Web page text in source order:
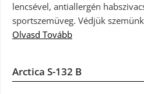
lencsével, antiallergén
sportszemüveg. Védjük
Olvasd Tovább
Arctica S-132 B